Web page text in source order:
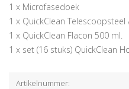
1 x Microfasedoek
1 x QuickClean Telescoopsteel
1 x QuickClean Flacon 500 ml.
1 x set (16 stuks) QuickClean
Artikelnummer: